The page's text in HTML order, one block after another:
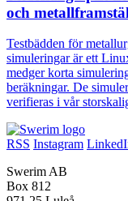
och
Testbädden för
simuleringar är ett
medger korta
beräkningar. De
verifieras i vår
RSS Instagram
Swerim AB
Box 812